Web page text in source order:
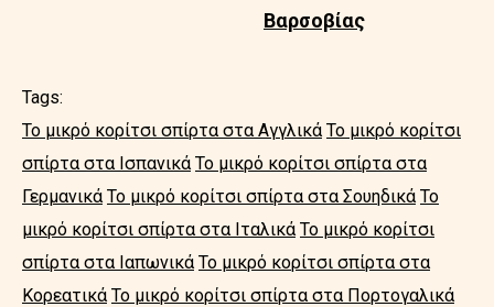
Βαρσοβίας
Tags:
Το μικρό κορίτσι σπίρτα στα Αγγλικά Το μικρό κορίτσι
σπίρτα στα Ισπανικά Το μικρό κορίτσι σπίρτα στα
Γερμανικά Το μικρό κορίτσι σπίρτα στα Σουηδικά Το
μικρό κορίτσι σπίρτα στα Ιταλικά Το μικρό κορίτσι
σπίρτα στα Ιαπωνικά Το μικρό κορίτσι σπίρτα στα
Κορεατικά Το μικρό κορίτσι σπίρτα στα Πορτογαλικά